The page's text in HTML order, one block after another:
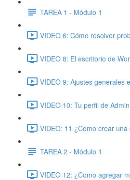
TAREA 1 - Módulo 1
VIDEO 6: Cómo resolver
VIDEO 8: El escritorio de
VIDEO 9: Ajustes generales
VIDEO 10: Tu perfil de
VIDEO: 11 ¿Como crear
TAREA 2 - Módulo 1
VIDEO 12: ¿Como agregar